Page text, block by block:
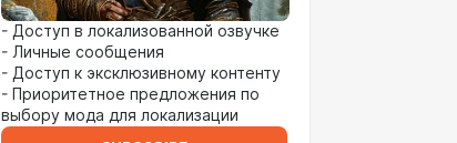
- Доступ в локализованной озвучке
- Личные сообщения
- Доступ к эксклюзивному контенту
- Приоритетное предложения по
выбору мода для локализации